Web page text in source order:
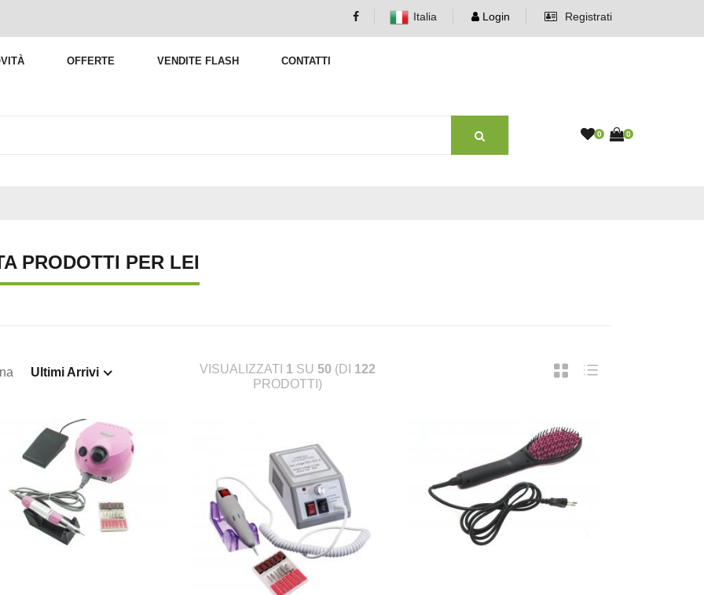
Italia Login Registrati
OFFERTE VENDITE FLASH CONTATTI
0 0
PRODOTTI PER LEI
Ultimi Arrivi VISUALIZZATI 1 SU50 (DI 122
PRODOTTI)